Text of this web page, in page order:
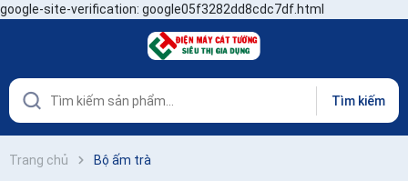
google-site-verification: google05f3282dd8cdc7df.html
Tìm kiếm
Trang chủ Bộ ấm trà